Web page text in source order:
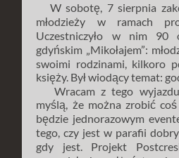
W sobotę, 7 sierpnia
młodzieży w ramach
Uczestniczyło w nim 90
gdyńskim „Mikołajem”:
swoimi rodzinami, kilkoro
księży. Był wiodący temat:
Wracam z tego wyjazdu
myślą, że można zrobić
będzie jednorazowym
tego, czy jest w parafii
gdy jest. Projekt